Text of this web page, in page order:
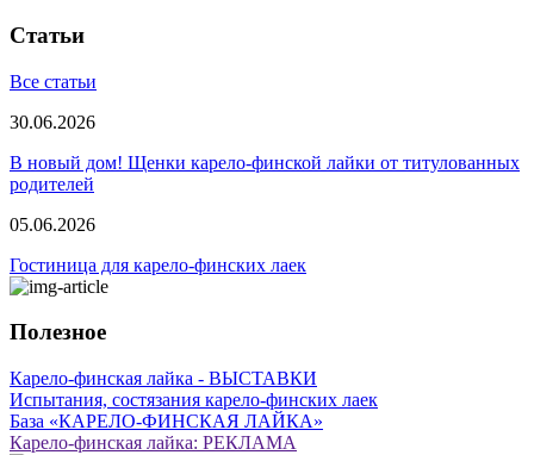
Статьи
Все статьи
30.06.2026
В новый дом! Щенки карело-финской лайки от титулованных
родителей
05.06.2026
Гостиница для карело-финских лаек
Полезное
Карело-финская лайка - ВЫСТАВКИ
Испытания, состязания карело-финских лаек
База «КАРЕЛО-ФИНСКАЯ ЛАЙКА»
Карело-финская лайка: РЕКЛАМА